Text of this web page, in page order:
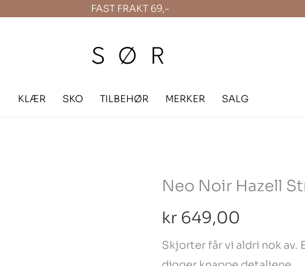
FAST FRAKT 69,-
KLÆR SKO TILBEHØR MERKER SALG
Neo Noir Hazell
kr 649,00
Skjorter får vi aldri nok av.
Neo
Hazell
Stripe